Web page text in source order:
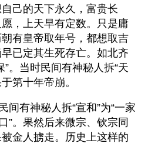
己的天下永久，富贵长
，上天早有定数。只是庸
有皇帝取年号，都想取吉
已定其生死存亡。如北齐
。当时民间有神秘人拆“天
第十年帝崩。
间有神秘人拆“宣和”为“一家
”。果然后来微宗、钦宗同
金人掳走。历史上这样的